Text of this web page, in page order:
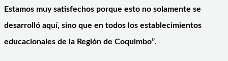
Estamos muy satisfechos porque esto no solamente se
desarrolló aquí, sino que en todos los establecimientos
educacionales de la Región de Coquimbo”.